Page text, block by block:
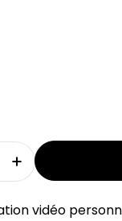
la quantité
Augmenter la
vidéo